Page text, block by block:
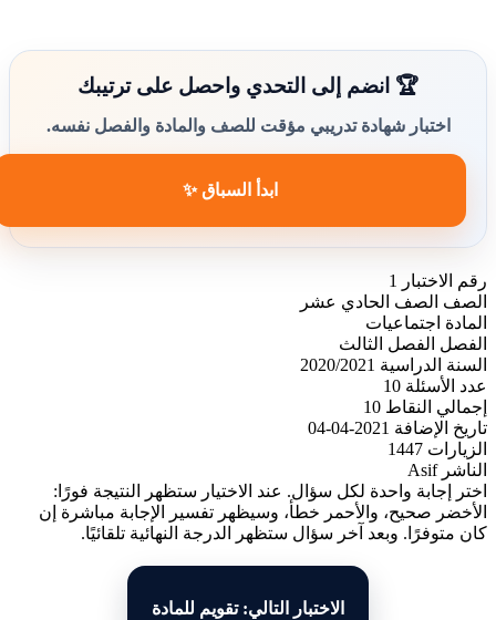
🏆 انضم إلى التحدي واحصل على ترتيبك
اختبار شهادة تدريبي مؤقت للصف والمادة والفصل نفسه.
ابدأ السباق ✨
رقم الاختبار
الصف
الصف الحادي عشر
المادة
اجتماعيات
الفصل
الفصل الثالث
السنة الدراسية
2020/2021
عدد الأسئلة 10
إجمالي النقاط 10
تاريخ الإضافة
2021-04-04
الزيارات 1447
الناشر Asif
اختر إجابة واحدة لكل سؤال. عند الاختيار ستظهر النتيجة فورًا:
الأخضر صحيح، والأحمر خطأ، وسيظهر تفسير الإجابة مباشرة إن
كان متوفرًا. وبعد آخر سؤال ستظهر الدرجة النهائية تلقائيًا.
الاختبار التالي: تقويم للمادة